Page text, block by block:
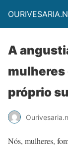
A
mulheres
próprio
Nós, mulheres,